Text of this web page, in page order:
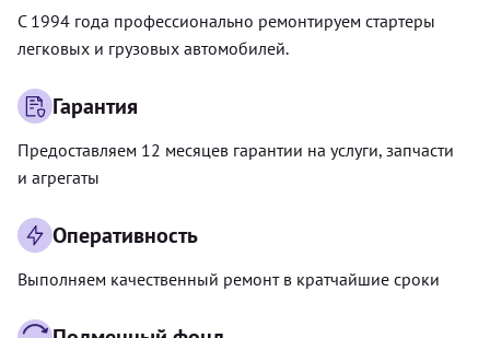
С 1994 года профессионально ремонтируем стартеры
легковых и грузовых автомобилей.
Гарантия
Предоставляем 12 месяцев гарантии на услуги, запчасти
и агрегаты
Оперативность
Выполняем качественный ремонт в кратчайшие сроки